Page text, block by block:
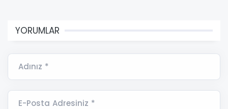
YORUMLAR
Adınız *
E-Posta Adresiniz *